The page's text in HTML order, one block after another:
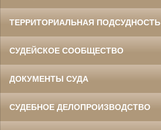
ТЕРРИТОРИАЛЬНАЯ ПОДСУДНОСТЬ
СУДЕЙСКОЕ СООБЩЕСТВО
ДОКУМЕНТЫ СУДА
СУДЕБНОЕ ДЕЛОПРОИЗВОДСТВО